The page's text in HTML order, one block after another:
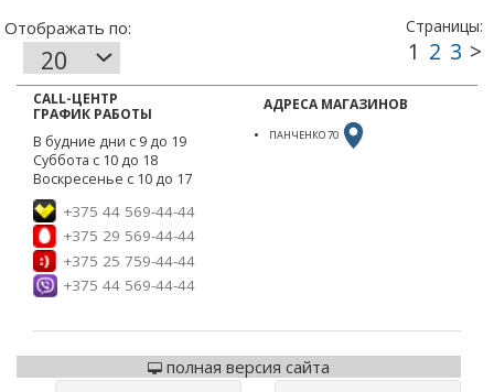
CALL-ЦЕНТР
ГРАФИК РАБОТЫ
В будние дни с 9 до 19
Суббота с 10 до 18
Воскресенье с 10 до 17
+375 44 569-44-44
+375 29 569-44-44
+375 25 759-44-44
+375 44 569-44-44
АДРЕСА МАГАЗИНОВ
ПАНЧЕНКО 70
полная версия сайта